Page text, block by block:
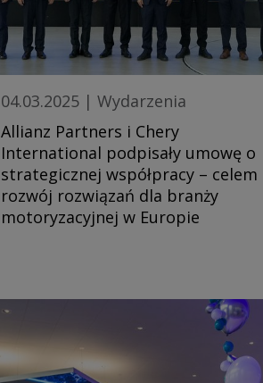
04.03.2025 | Wydarzenia
Allianz Partners i Chery
International podpisały umowę o
strategicznej współpracy – celem
rozwój rozwiązań dla branży
motoryzacyjnej w Europie